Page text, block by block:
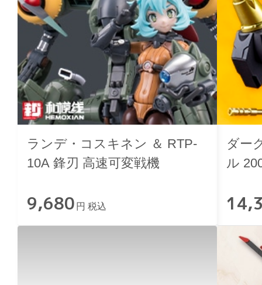
ランデ・コスキネン ＆ RTP-
10A 鋒刃 高速可変戦機
9,680 円 税込
ダー
ル